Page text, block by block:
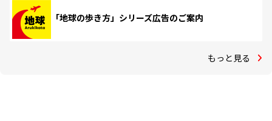
「地球の歩き方」シリーズ広告のご案内
もっと見る